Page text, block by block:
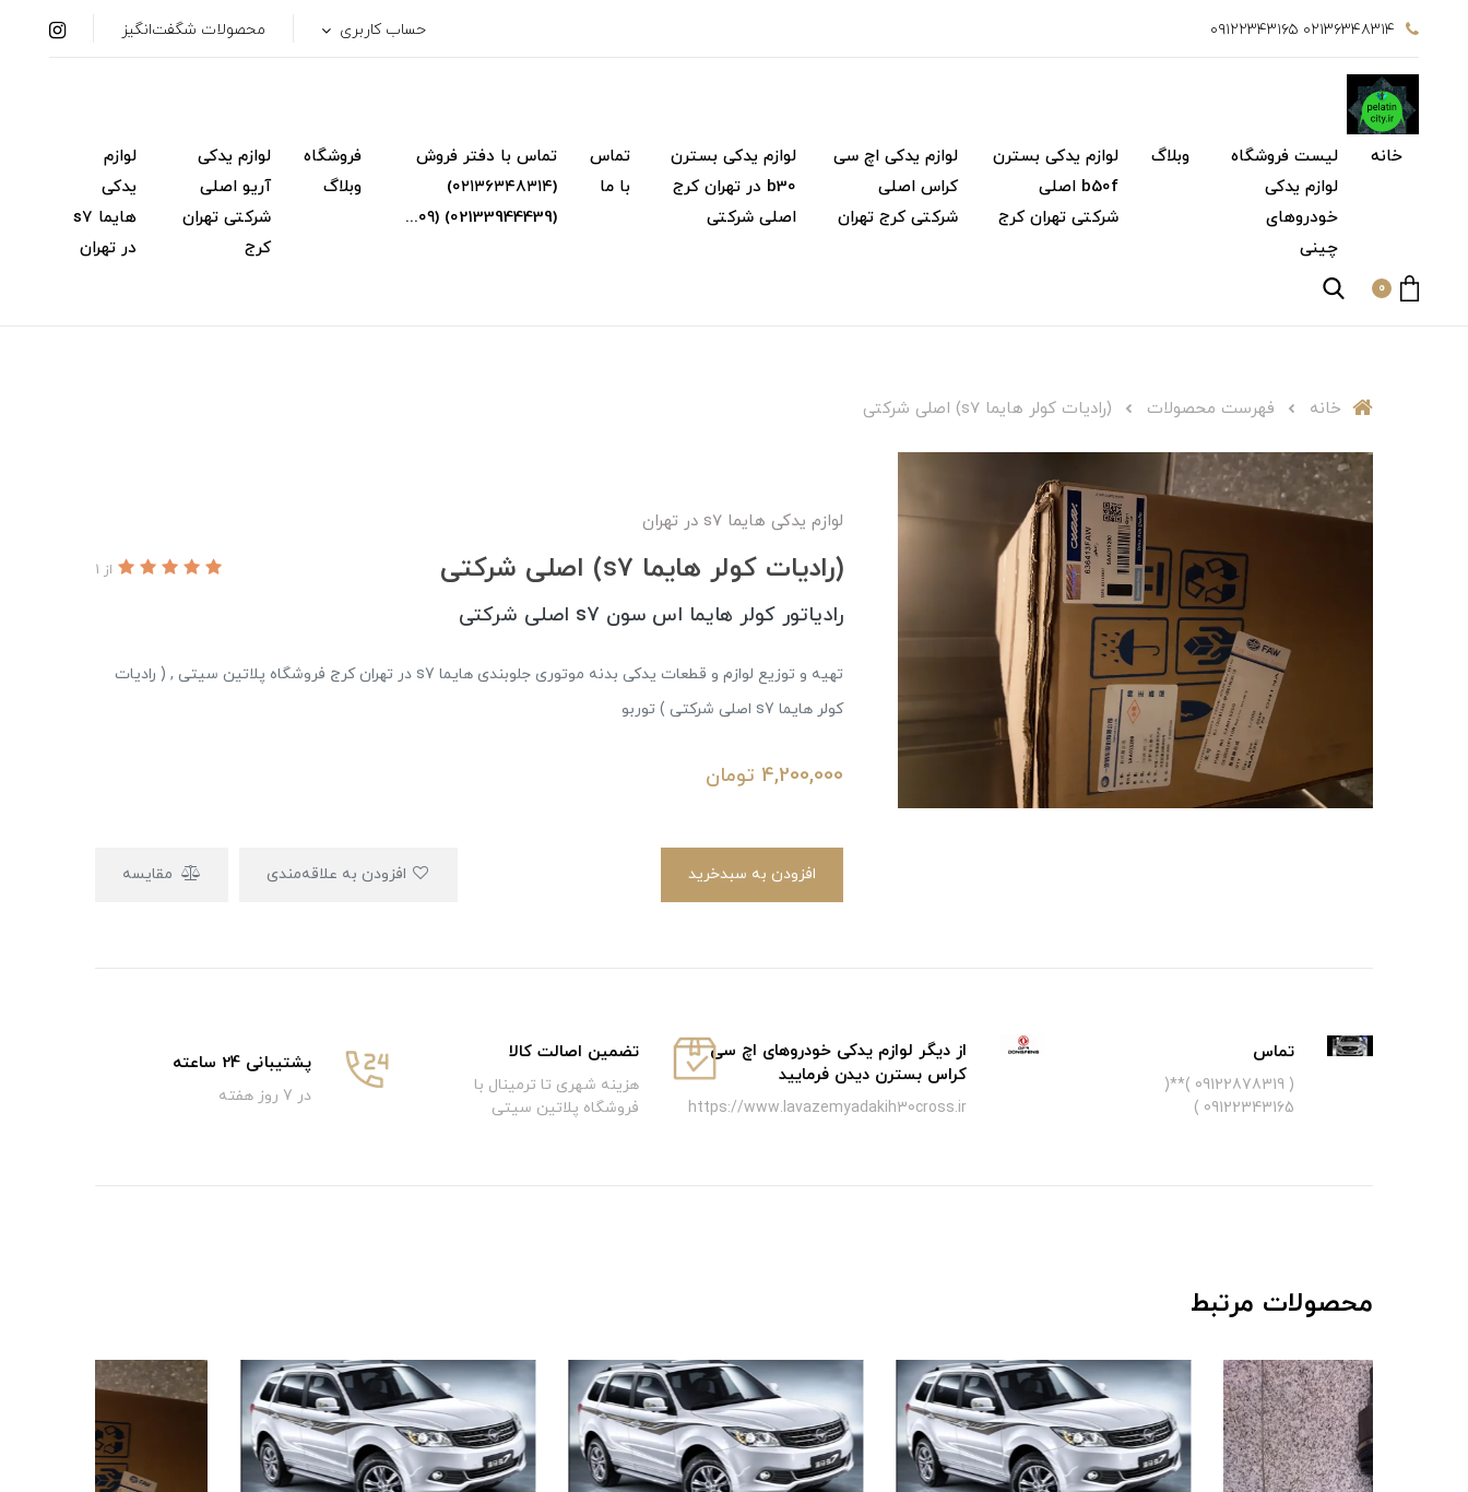
۰۲۱۳۶۳۴۸۳۱۴ ۰۹۱۲۲۳۴۳۱۶۵ حساب کاربری محصولات شگفت‌انگیز
خانه
لیست فروشگاه
لوازم یدکی
خودروهای
چینی
وبلاگ
لوازم یدکی بسترن
b50f اصلی
شرکتی تهران کرج
لوازم یدکی اچ سی
کراس اصلی
شرکتی کرج تهران
لوازم یدکی بسترن
b30 در تهران کرج
اصلی شرکتی
تماس
با ما
تماس با دفتر فروش
(۰۲۱۳۶۳۴۸۳۱۴)
(02133944439) (۰۹...
فروشگاه
وبلاگ
لوازم یدکی
آریو اصلی
شرکتی تهران
کرج
لوازم
یدکی
هایما s7
در تهران
0
خانه فهرست محصولات (رادیات کولر هایما s7) اصلی شرکتی
لوازم یدکی هایما s7 در تهران
(رادیات کولر هایما s7) اصلی شرکتی از 1
رادیاتور کولر هایما اس سون s7 اصلی شرکتی
تهیه و توزیع لوازم و قطعات یدکی بدنه موتوری جلوبندی هایما s7 در تهران کرج فروشگاه پلاتین سیتی , ( رادیات
کولر هایما s7 اصلی شرکتی ) توربو
4,200,000 تومان
افزودن به سبدخرید مقایسه
تماس
( 09122878319 )**(
09122343165 )
از دیگر لوازم یدکی خودروهای اچ سی
کراس بسترن دیدن فرمایید
https://www.lavazemyadakih30cross.ir
تضمین اصالت کالا
هزینه شهری تا ترمینال با
فروشگاه پلاتین سیتی
پشتیبانی 24 ساعته
در 7 روز هفته
محصولات مرتبط